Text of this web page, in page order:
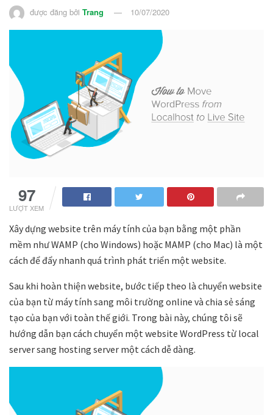
được đăng bởi Trang 10/07/2020
97
LƯỢT XEM
Xây dựng website trên máy tính của bạn bằng một phần
mềm như WAMP (cho Windows) hoặc MAMP (cho Mac) là một
cách để đẩy nhanh quá trình phát triển một website.
Sau khi hoàn thiện website, bước tiếp theo là chuyển website
của bạn từ máy tính sang môi trường online và chia sẻ sáng
tạo của bạn với toàn thế giới. Trong bài này, chúng tôi sẽ
hướng dẫn bạn cách chuyển một website WordPress từ local
server sang hosting server một cách dễ dàng.